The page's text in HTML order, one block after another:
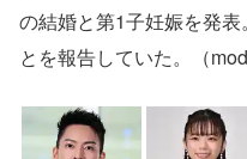
の結婚と第1子妊娠を発
とを報告していた。（